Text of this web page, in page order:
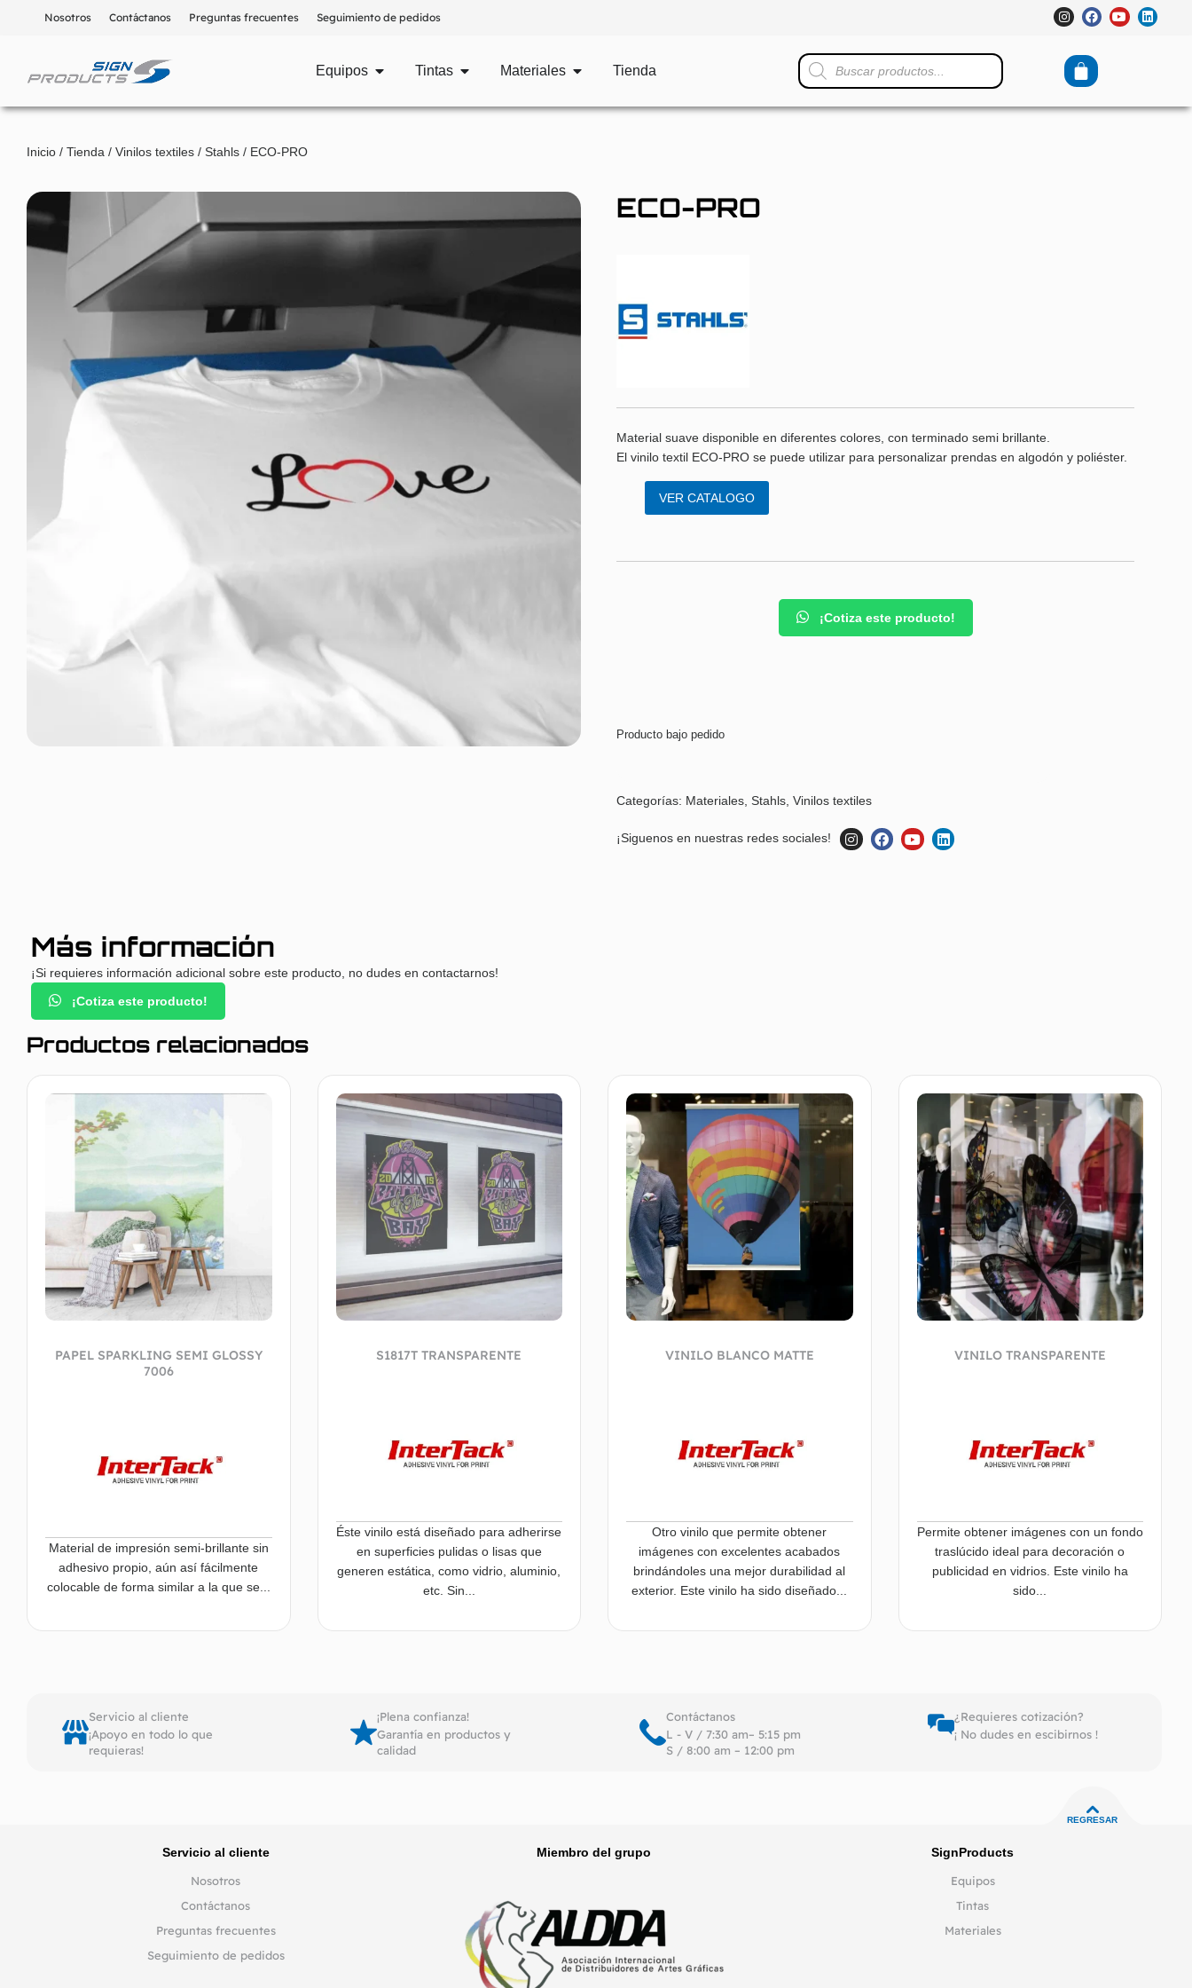
Nosotros Contáctanos Preguntas frecuentes Seguimiento de pedidos
Equipos Tintas Materiales Tienda
Inicio / Tienda / Vinilos textiles / Stahls / ECO-PRO
ECO-PRO
Material suave disponible en diferentes colores, con terminado semi brillante.
El vinilo textil ECO-PRO se puede utilizar para personalizar prendas en algodón y poliéster.
VER CATALOGO
¡Cotiza este producto!
Producto bajo pedido
Categorías: Materiales ,Stahls ,Vinilos textiles
¡Siguenos en nuestras redes sociales!
Más información
¡Si requieres información adicional sobre este producto, no dudes en contactarnos!
¡Cotiza este producto!
Productos relacionados
PAPEL SPARKLING SEMI GLOSSY
7006
Material de impresión semi-brillante sin
adhesivo propio, aún así fácilmente
colocable de forma similar a la que se...
S1817T TRANSPARENTE
Éste vinilo está diseñado para adherirse
en superficies pulidas o lisas que
generen estática, como vidrio, aluminio,
etc. Sin...
VINILO BLANCO MATTE
Otro vinilo que permite obtener
imágenes con excelentes acabados
brindándoles una mejor durabilidad al
exterior. Este vinilo ha sido diseñado...
VINILO TRANSPARENTE
Permite obtener imágenes con un fondo
traslúcido ideal para decoración o
publicidad en vidrios. Este vinilo ha
sido...
Servicio al cliente
¡Apoyo en todo lo que
requieras!
¡Plena confianza!
Garantía en productos y
calidad
Contáctanos
L - V / 7:30 am– 5:15 pm
S / 8:00 am – 12:00 pm
¿Requieres cotización?
¡ No dudes en escibirnos !
REGRESAR
Servicio al cliente
Nosotros
Contáctanos
Preguntas frecuentes
Seguimiento de pedidos
Miembro del grupo
SignProducts
Equipos
Tintas
Materiales